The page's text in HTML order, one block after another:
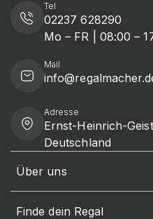
Tel
02237 628290
Mo – FR | 08:00 –
Mail
Adresse
Ernst-Heinrich-
Deutschland
Über uns
Finde dein Regal